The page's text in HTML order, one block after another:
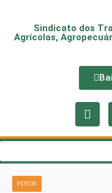
Sindicato dos
Agrícolas,
FOTOS